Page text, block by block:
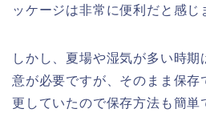
ッケージは非常に便利だと感じ
しかし、夏場や湿気が多い時
意が必要ですが、そのまま保存
更していたので保存方法も簡単